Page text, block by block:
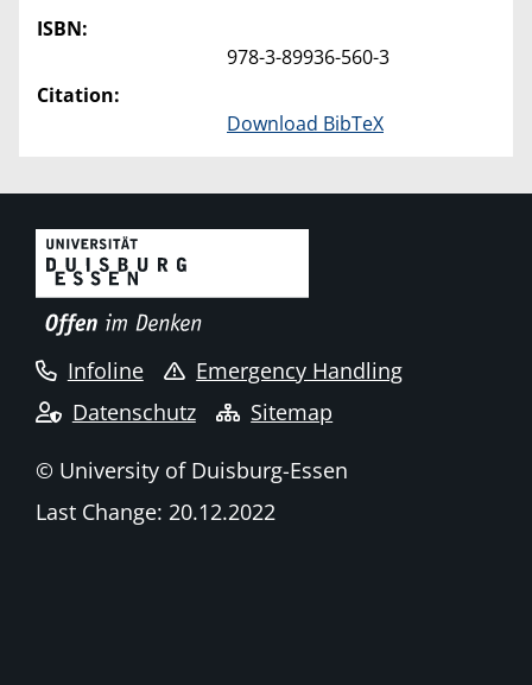
ISBN:
978-3-89936-560-3
Citation:
Download BibTeX
Infoline
Emergency Handling
Datenschutz
Sitemap
© University of Duisburg-Essen
Last Change: 20.12.2022